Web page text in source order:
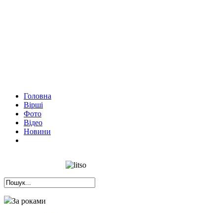
Головна
Вірші
Фото
Відео
Новини
За роками